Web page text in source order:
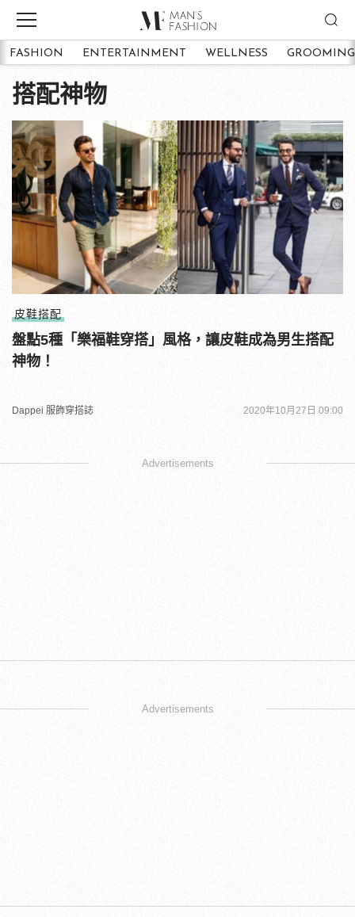
FASHION ENTERTAINMENT WELLNESS GROOMING
搭配神物
皮鞋搭配
盤點5種「樂福鞋穿搭」風格，讓皮鞋成為男生搭配
神物！
Dappei 服飾穿搭誌 2020年10月27日 09:00
Advertisements
Advertisements